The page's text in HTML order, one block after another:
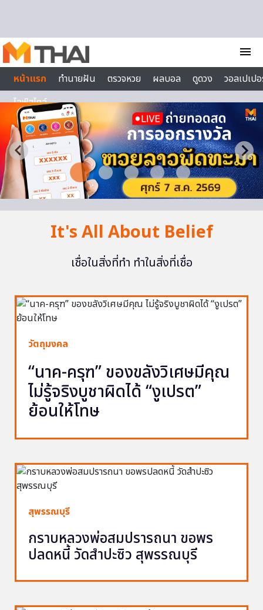
menu
หน้าแรก
ทำนายฝัน ตรวจหวย ผลบอล ดูดวง
วอลเปเป
ไลฟ์สไตล์
It's All About Belief
เชื่อในสิ่งที่ทำ ทำในสิ่งที่เชื่อ
วัตถุมงคล
“นาค-ครุฑ” ของขลังวิเศษมีคุณ
ไม่รู้จริงบูชาผิดได้ “งูเปรต”
ย้อนให้โทษ
สุพรรณบุรี
กราบหลวงพ่อสมปรารถนา ขอพร
ปลดหนี้ วัดสำปะซิว สุพรรณบุรี